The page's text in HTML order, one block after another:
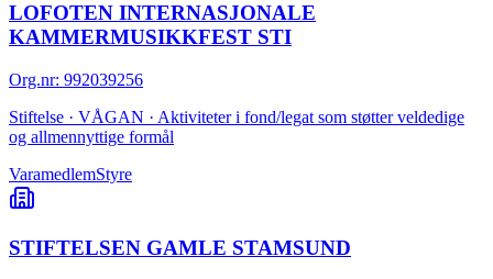
LOFOTEN INTERNASJONALE
KAMMERMUSIKKFEST STI
Org.nr: 992039256
Stiftelse · VÅGAN · Aktiviteter i fond/legat som støtter veldedige
og allmennyttige formål
VaramedlemStyre
STIFTELSEN GAMLE STAMSUND